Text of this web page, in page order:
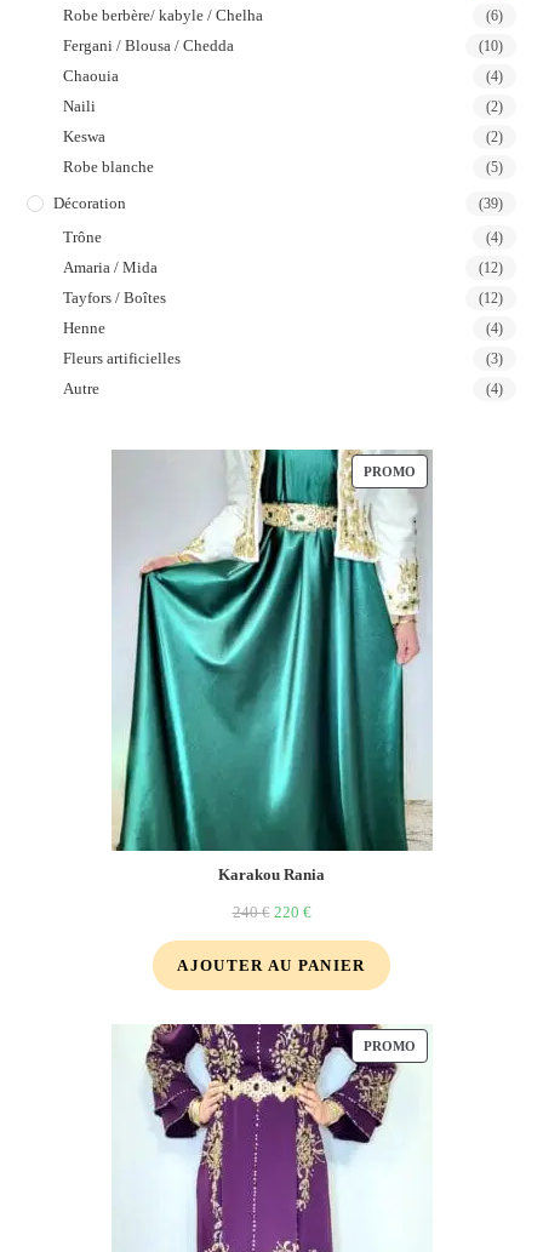
Robe berbère/ kabyle / Chelha (6)
Fergani / Blousa / Chedda (10)
Chaouia (4)
Naili (2)
Keswa (2)
Robe blanche (5)
Décoration (39)
Trône (4)
Amaria / Mida (12)
Tayfors / Boîtes (12)
Henne (4)
Fleurs artificielles (3)
Autre (4)
PROMO
Karakou Rania
240€ 220 €
AJOUTER AU PANIER
PROMO